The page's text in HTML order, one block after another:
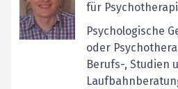
für
Psychologische
oder
Berufs-, Studien